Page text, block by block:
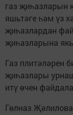
газ җиһазларын
яшьтәге һәм үз
җиһазлардан
җиһазларына
Газ плитәләрен
җиһазлары
итү өчен
Гөлназ